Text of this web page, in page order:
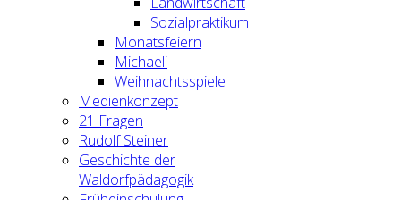
Sozialpraktikum
Monatsfeiern
Michaeli
Weihnachtsspiele
Medienkonzept
21 Fragen
Rudolf Steiner
Geschichte der
Waldorfpädagogik